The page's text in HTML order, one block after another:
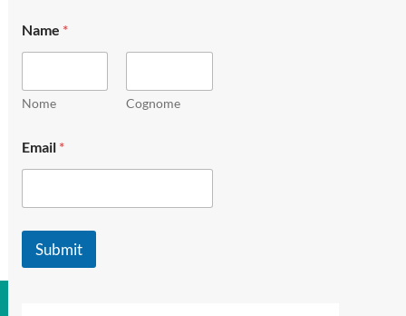
Name *
Nome Cognome
a
m
N
m
E
Email *
Submit